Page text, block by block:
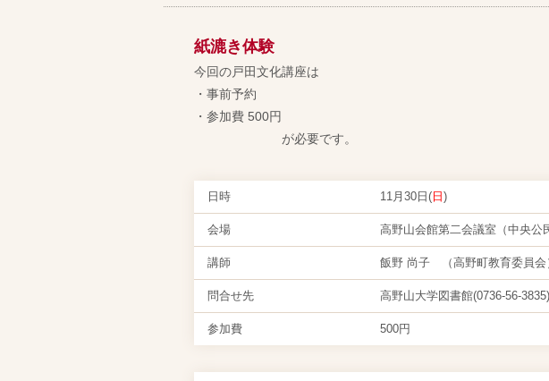
紙漉き体験
今回の戸田文化講座は
・事前予約
・参加費 500円
が必要です。
日時 11月30日( 日 )
会場 高野山会館第二会議室（中央公
講師 飯野 尚子 （高野町教育委員会
問合せ先 高野山大学図書館(0736-56-3835)
参加費 500円